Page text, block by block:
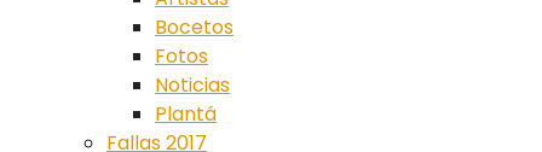
Bocetos
Fotos
Noticias
Plantá
Fallas 2017